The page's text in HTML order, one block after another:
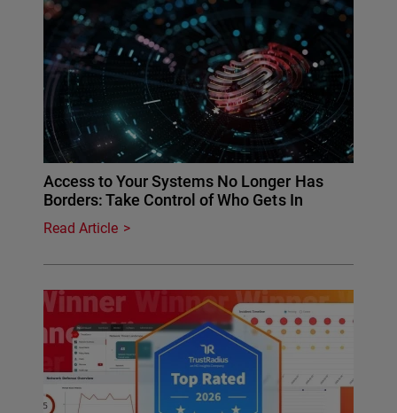
Access to Your Systems No Longer Has
Borders: Take Control of Who Gets In
Read Article